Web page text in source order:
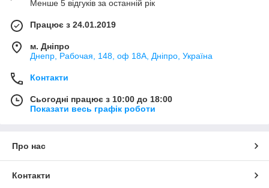
Менше 5 відгуків за останній рік
Працює з 24.01.2019
м. Дніпро
Днепр, Рабочая, 148, оф 18А, Дніпро, Україна
Контакти
Сьогодні працює з 10:00 до 18:00
Показати весь графік роботи
Про нас
Контакти